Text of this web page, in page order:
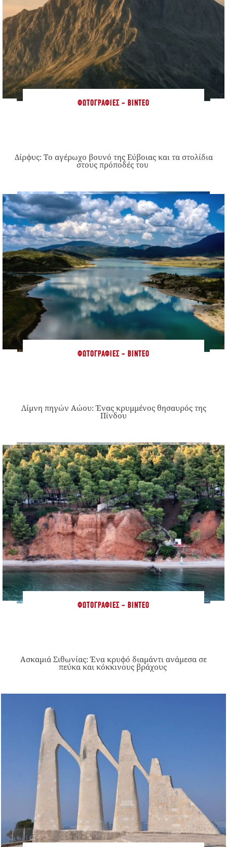
ΦΩΤΟΓΡΑΦΊΕΣ - ΒΊΝΤΕΟ
Δίρφυς: Το αγέρωχο βουνό της Εύβοιας και τα στολίδια
στους πρόποδές του
ΦΩΤΟΓΡΑΦΊΕΣ - ΒΊΝΤΕΟ
Λίμνη πηγών Αώου: Ένας κρυμμένος θησαυρός της
Πίνδου
ΦΩΤΟΓΡΑΦΊΕΣ - ΒΊΝΤΕΟ
Ασκαμιά Σιθωνίας: Ένα κρυφό διαμάντι ανάμεσα σε
πεύκα και κόκκινους βράχους